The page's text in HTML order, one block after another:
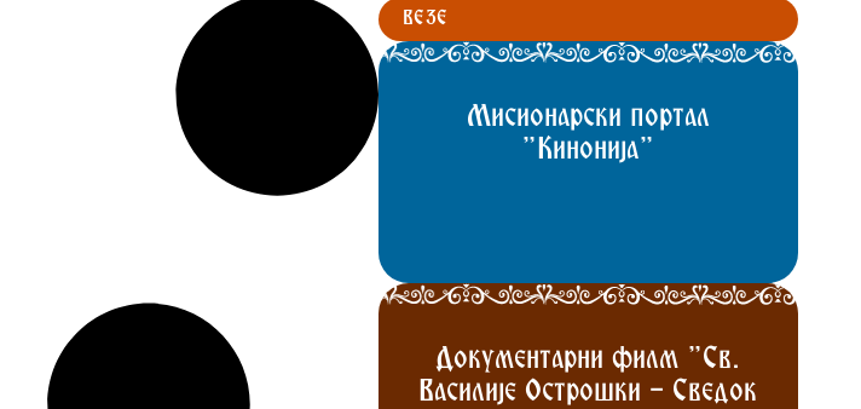
ВЕЗЕ
Мисионарски портал
"Кинонија"
Документарни филм "Св.
Василије Острошки - Сведок